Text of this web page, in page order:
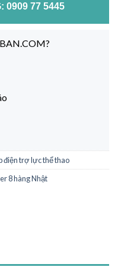
0909 77 5445
điện trợ lực thể thao
8 hàng Nhật